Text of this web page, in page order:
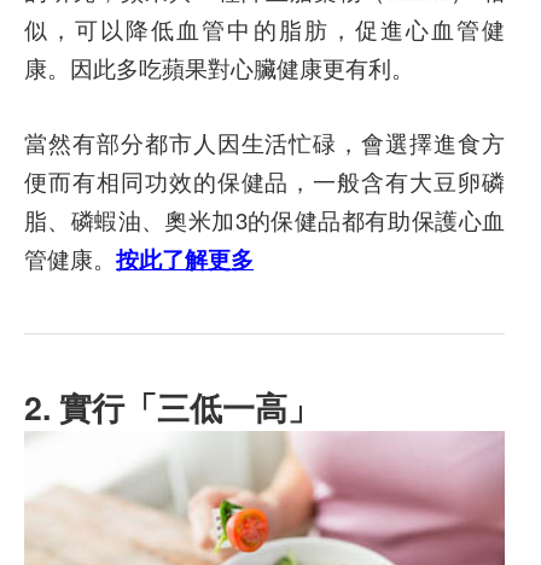
似，可以降低血管中的脂肪，促進心血管健
康。因此多吃蘋果對心臟健康更有利。
當然有部分都市人因生活忙碌，會選擇進食方
便而有相同功效的保健品，一般含有大豆卵磷
脂、磷蝦油、奧米加3的保健品都有助保護心血
管健康。 按此了解更多
2. 實行「三低一高」